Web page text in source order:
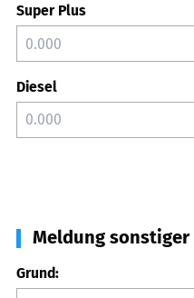
Super Plus
Diesel
Meldung
Grund: